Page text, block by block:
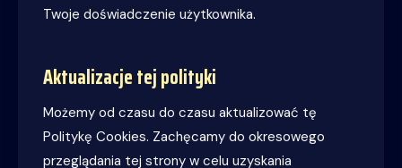
Twoje doświadczenie użytkownika.
Aktualizacje tej polityki
Możemy od czasu do czasu aktualizować tę
Politykę Cookies. Zachęcamy do okresowego
przeglądania tej strony w celu uzyskania